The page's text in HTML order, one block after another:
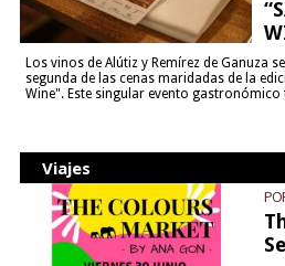
Los vinos de Alútiz y Remírez de Ganuza
segunda de las cenas maridadas de la
Wine". Este singular evento gastronómico
Viajes